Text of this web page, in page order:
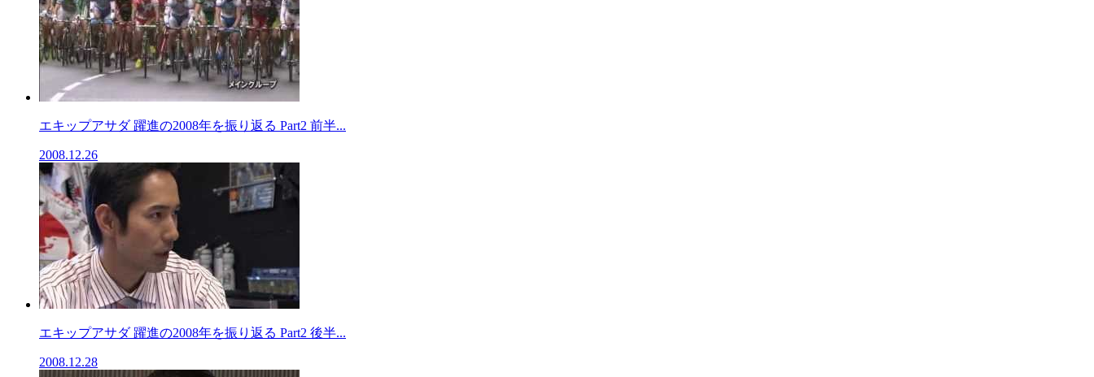
エキップアサダ 躍進の2008年を振り返る Part2 前半...
2008.12.26
エキップアサダ 躍進の2008年を振り返る Part2 後半...
2008.12.28